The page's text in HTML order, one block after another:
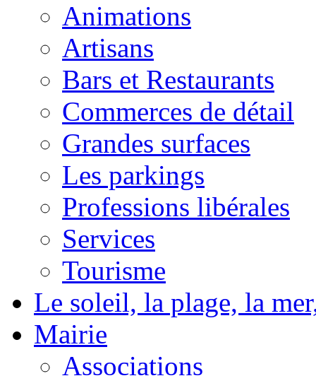
Animations
Artisans
Bars et Restaurants
Commerces de détail
Grandes surfaces
Les parkings
Professions libérales
Services
Tourisme
Le soleil, la plage, la
Mairie
Associations